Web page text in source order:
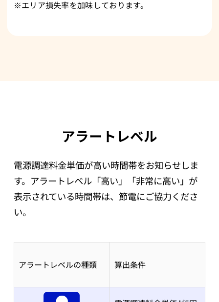
※エリア損失率を加味しております。
アラートレベル
電源調達料金単価が高い時間帯をお知らせしま
す。 アラートレベル「高い」「非常に高い」が
表示されている時間帯は、節電にご協力くださ
い。
アラートレベルの種類 算出条件